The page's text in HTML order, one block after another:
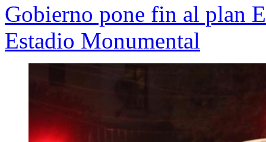
Gobierno pone fin al plan
Estadio Monumental